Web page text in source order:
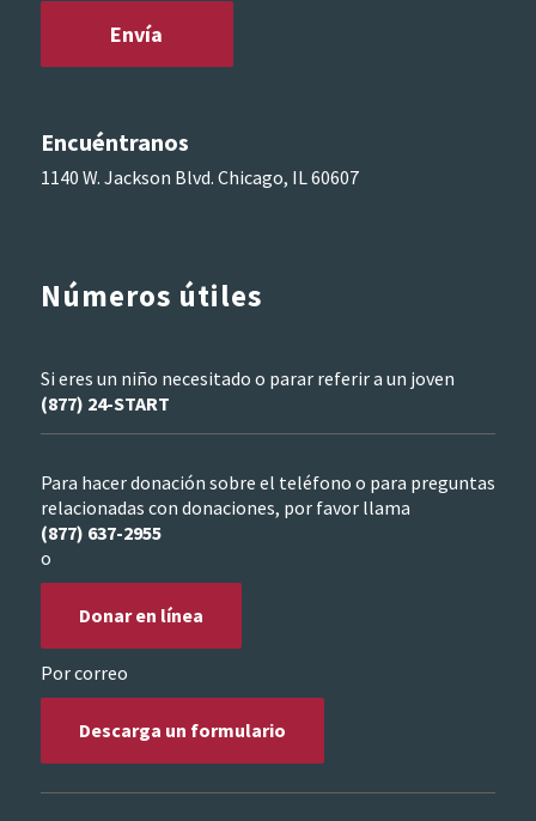
Encuéntranos
1140 W. Jackson Blvd. Chicago, IL 60607
Números útiles
Si eres un niño necesitado o parar referir a un joven
(877) 24-START
Para hacer donación sobre el teléfono o para preguntas
relacionadas con donaciones, por favor llama
(877) 637-2955
o
Donar en línea
Por correo
Descarga un formulario